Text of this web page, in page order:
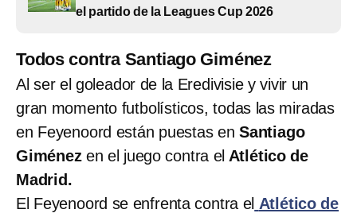
el partido de la Leagues Cup 2026
Todos contra Santiago Giménez
Al ser el goleador de la Eredivisie y vivir un
gran momento futbolísticos, todas las miradas
en Feyenoord están puestas en Santiago
Giménezen el juego contra el Atlético de
Madrid.
El Feyenoord se enfrenta contra el Atlético de